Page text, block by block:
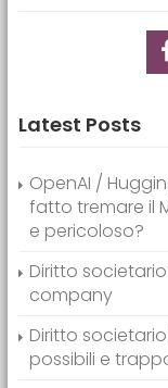
Latest Posts
OpenAI /
fatto tremare il
e pericoloso?
Diritto
company
Diritto
possibili e